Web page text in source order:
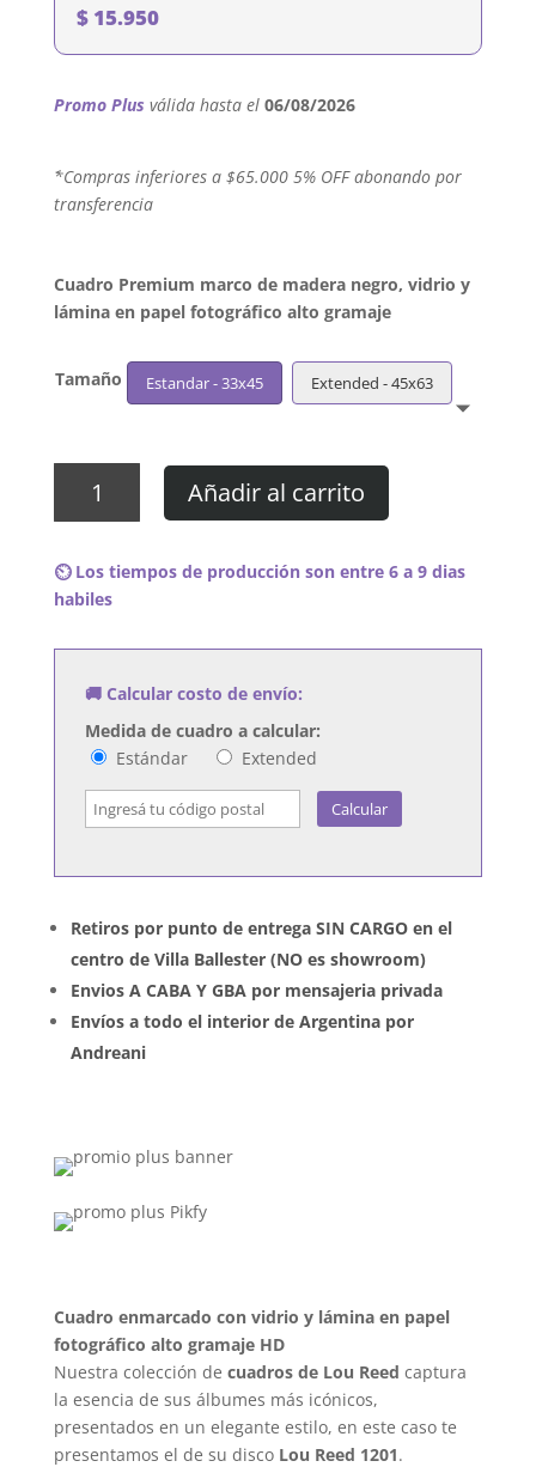
$15.950
Promo Plus válida hasta el 06/08/2026
´*Compras inferiores a $65.000 5% OFF abonando por
transferencia
Cuadro Premium marco de madera negro, vidrio y
lámina en papel fotográfico alto gramaje
Tamaño Estandar - 33x45 Extended - 45x63
–
Lou
Reed
Añadir al carrito
⏲️ Los tiempos de producción son entre 6 a 9 dias
habiles
🚚 Calcular costo de envío:
Medida de cuadro a calcular:
Estándar
Extended
Calcular
Retiros por punto de entrega SIN CARGO en el
centro de Villa Ballester (NO es showroom)
Envios A CABA Y GBA por mensajeria privada
Envíos a todo el interior de Argentina por
Andreani
Cuadro enmarcado con vidrio y lámina en papel
fotográfico alto gramaje HD
Nuestra colección de cuadros de Lou Reed captura
la esencia de sus álbumes más icónicos,
presentados en un elegante estilo, en este caso te
presentamos el de su disco Lou Reed 1201.